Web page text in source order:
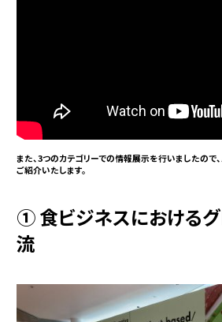
また、3つのカテゴリーでの情報展示を行いましたので
ご紹介いたします。
① 食ビジネスにおける
流